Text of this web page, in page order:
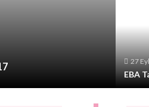
27
EBA